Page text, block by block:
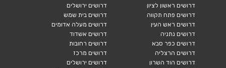
דרושים ראשון לציון
דרושים פתח תקווה
דרושים ראש העין
דרושים נתניה
דרושים כפר סבא
דרושים הרצליה
דרושים הוד השרון
דרושים ירושלים
דרושים בית שמש
דרושים מעלה אדומים
דרושים אשדוד
דרושים רחובות
דרושים מרכז
דרושים ירושלים